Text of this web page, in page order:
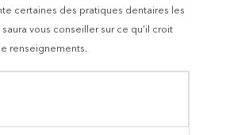
certaines des pratiques dentaires les
vous conseiller sur ce qu’il croit
renseignements.